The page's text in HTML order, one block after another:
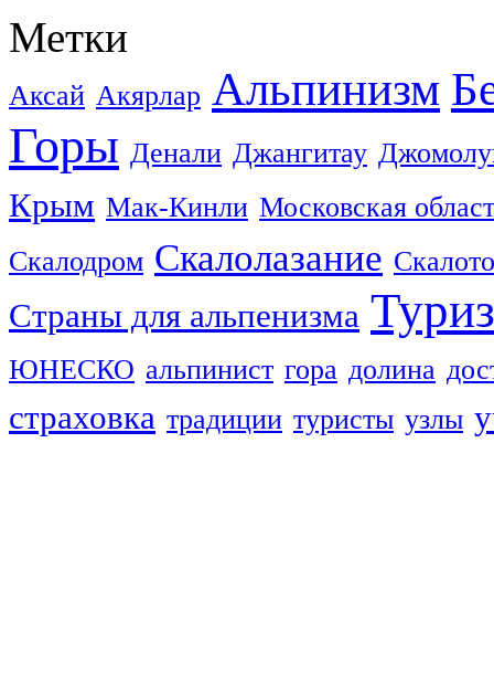
Метки
Аксай Акярлар Альпинизм
Горы Денали Джангитау
Крым Мак-Кинли Московская
Скалодром Скалолазание
Страны для альпенизма
ЮНЕСКО альпинист гора долина
страховка традиции туристы узлы